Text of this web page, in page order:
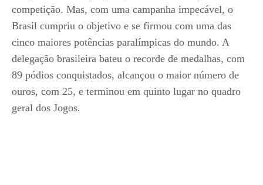
competição. Mas, com uma campanha impecável, o
Brasil cumpriu o objetivo e se firmou com uma das
cinco maiores potências paralímpicas do mundo. A
delegação brasileira bateu o recorde de medalhas, com
89 pódios conquistados, alcançou o maior número de
ouros, com 25, e terminou em quinto lugar no quadro
geral dos Jogos.